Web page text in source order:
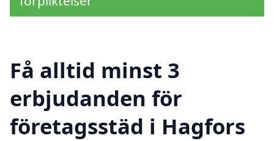
Få alltid minst 3
erbjudanden för
företagsstäd i Hagfors